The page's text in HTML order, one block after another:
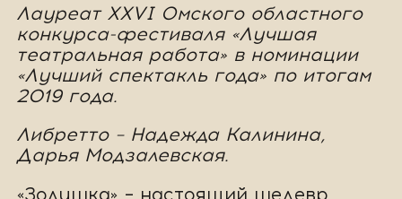
Лауреат XXVI Омского областного
конкурса-фестиваля «Лучшая
театральная работа» в номинации
«Лучший спектакль года» по итогам
2019 года.
Либретто – Надежда Калинина,
Дарья Модзалевская.
«Золушка» – настоящий шедевр